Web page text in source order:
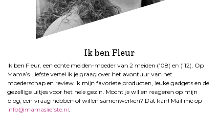
Ik ben Fleur
Ik ben Fleur, een echte meiden-moeder van 2 meiden (’08) en (’12). Op
Mama’s Liefste vertel ik je graag over het avontuur van het
moederschap en review ik mijn favoriete producten, leuke gadgets en de
gezellige uitjes voor het hele gezin. Mocht je willen reageren op mijn
blog, een vraag hebben of willen samenwerken? Dat kan! Mail me op
info@mamasliefste.nl.